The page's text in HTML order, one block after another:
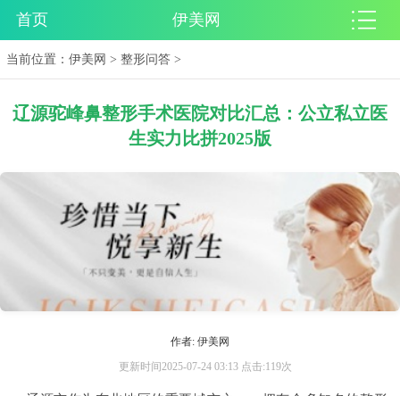
首页 伊美网
当前位置：伊美网 >整形问答 >
辽源驼峰鼻整形手术医院对比汇总：公立私立医
生实力比拼2025版
作者: 伊美网
更新时间2025-07-24 03:13 点击:119次